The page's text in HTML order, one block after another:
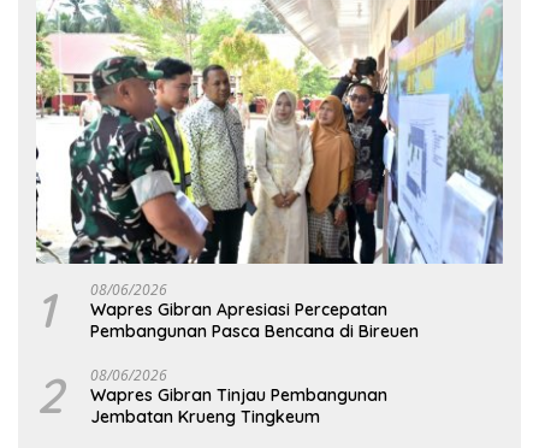
1 08/06/2026
Wapres Gibran Apresiasi Percepatan
Pembangunan Pasca Bencana di Bireuen
2 08/06/2026
Wapres Gibran Tinjau Pembangunan
Jembatan Krueng Tingkeum